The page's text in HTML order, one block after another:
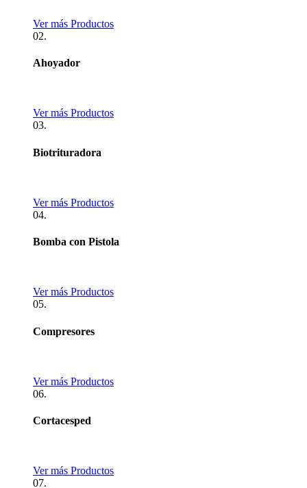
Ver más Productos
02.
Ahoyador
Ver más Productos
03.
Biotrituradora
Ver más Productos
04.
Bomba con Pistola
Ver más Productos
05.
Compresores
Ver más Productos
06.
Cortacesped
Ver más Productos
07.